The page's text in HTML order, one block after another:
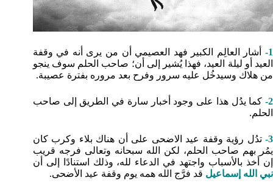
1-
أشار العالِم الكبير فهد العصيمي أن من يرى أنه في وقفة
العيد أو ليلة العيد، فهذا يُشير إلى أن؛ صاحب الحلم سوف ينجو
من هلاك وسيدخُل عليه سرور وفرح بعد مروره بفترة عصيبة.
2- كما يدُل هذا على وجود أخبار سارة في الطريق إلى صاحب
الحلم.
3- تدُل رؤية وقفة عيد الاضحى على أن هناك بلاء وكرب كان
يمُر بهم صاحب الحلم، لكن الله سبحانه وتعالى فرجه قريب
إن أخذ بالأسباب واجتهد في الدعاء لله، وذلك استنادًا إلى أن
نبي الله إسماعيل قد فرَّج الله همه يوم وقفة عيد الأضحى.